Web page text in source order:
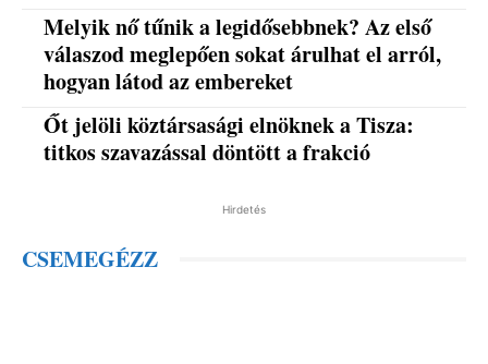
Melyik nő tűnik a legidősebbnek? Az első
válaszod meglepően sokat árulhat el arról,
hogyan látod az embereket
Őt jelöli köztársasági elnöknek a Tisza:
titkos szavazással döntött a frakció
Hirdetés
CSEMEGÉZZ